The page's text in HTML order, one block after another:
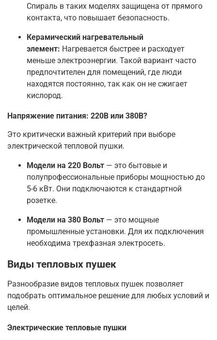
Спираль в таких моделях защищена от прямого
контакта, что повышает безопасность.
Керамический нагревательный
элемент: Нагревается быстрее и расходует
меньше электроэнергии. Такой вариант часто
предпочтителен для помещений, где люди
находятся постоянно, так как он не сжигает
кислород.
Напряжение питания: 220В или 380В?
Это критически важный критерий при выборе
электрической тепловой пушки.
Модели на 220 Вольт — это бытовые и
полупрофессиональные приборы мощностью до
5-6 кВт. Они подключаются к стандартной
розетке.
Модели на 380 Вольт — это мощные
промышленные установки. Для их подключения
необходима трехфазная электросеть.
Виды тепловых пушек
Разнообразие видов тепловых пушек позволяет
подобрать оптимальное решение для любых условий и
целей.
Электрические тепловые пушки